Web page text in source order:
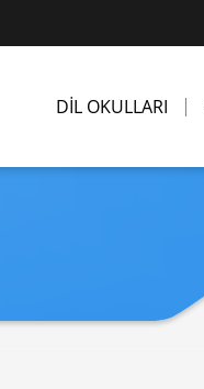
DİL OKULLARI